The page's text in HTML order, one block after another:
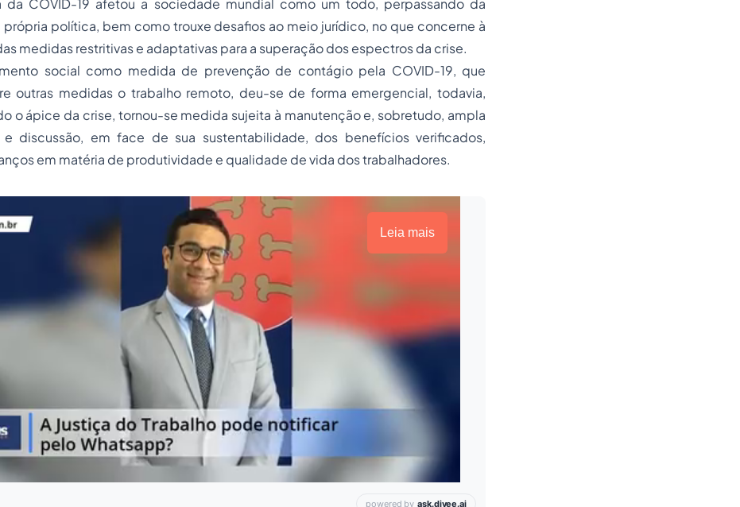
da COVID-19 afetou a sociedade mundial como um todo, perpassando da
própria política, bem como trouxe desafios ao meio jurídico, no que concerne à
medidas restritivas e adaptativas para a superação dos espectros da crise.
social como medida de prevenção de contágio pela COVID-19, que
outras medidas o trabalho remoto, deu-se de forma emergencial, todavia,
o ápice da crise, tornou-se medida sujeita à manutenção e, sobretudo, ampla
e discussão, em face de sua sustentabilidade, dos benefícios verificados,
em matéria de produtividade e qualidade de vida dos trabalhadores.
Leia mais